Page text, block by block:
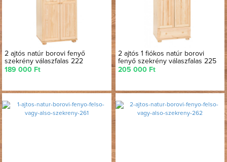
2 ajtós natúr borovi fenyő
szekrény válaszfalas 222
189 000 Ft
2 ajtós 1 fiókos natúr borovi
fenyő szekrény válaszfalas 225
205 000 Ft